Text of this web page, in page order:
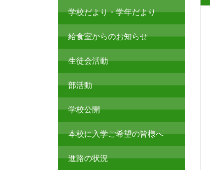
学校だより・学年だより
給食室からのお知らせ
生徒会活動
部活動
学校公開
本校に入学ご希望の皆様へ
進路の状況